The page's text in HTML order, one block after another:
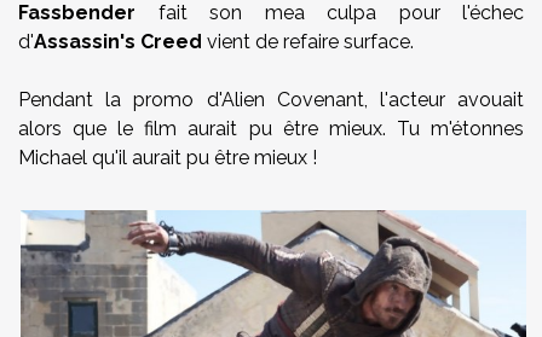
Fassbender fait son mea culpa pour l'échec
d'Assassin's Creed vient de refaire surface.
Pendant la promo d'Alien Covenant, l'acteur avouait
alors que le film aurait pu être mieux. Tu m'étonnes
Michael qu'il aurait pu être mieux !